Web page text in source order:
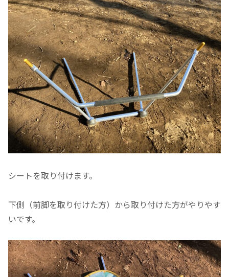
シートを取り付けます。
下側（前脚を取り付けた方）から取り付けた方がやりやす
いです。